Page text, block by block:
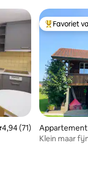
beoordeling
4,94 (71)
Topfavoriet
Favoriet
Appartement
Klein maar